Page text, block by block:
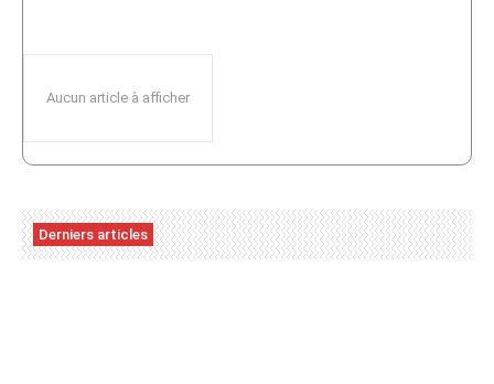
Aucun article à afficher
Derniers articles